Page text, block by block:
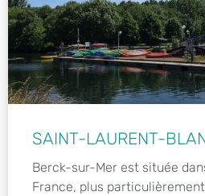
SAINT-LAURENT-
Berck-sur-Mer est située
France, plus